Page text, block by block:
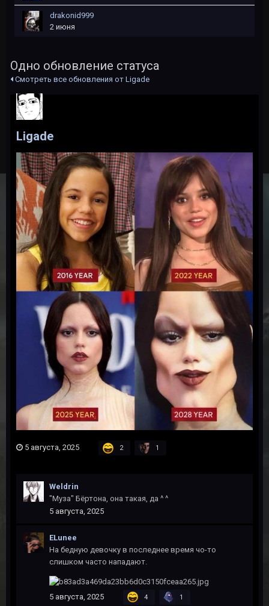
drakonid999
2 июня
Одно обновление статуса
Смотреть все обновления от Ligade
Ligade
5 августа, 2025 2 1
Weldrin
"Муза" Бёртона, она такая, да ^ ^
5 августа, 2025
ELunee
На бедную девочку в последнее время чо-то
слишком часто нападают.
5 августа, 2025 4 1